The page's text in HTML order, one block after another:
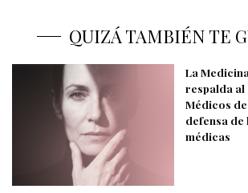
QUIZÁ TAMBIÉN TE
La
respalda al
Médicos
defensa de
médicas